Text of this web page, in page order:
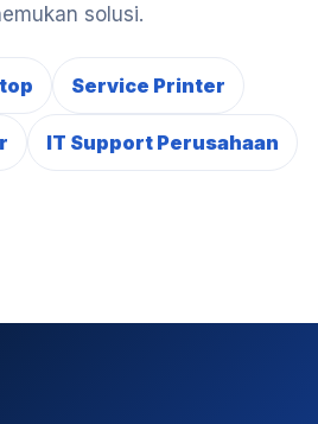
solusi.
Service Printer
IT Support Perusahaan